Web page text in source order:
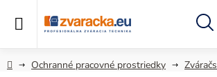
DomovOchranné pracovné prostriedky